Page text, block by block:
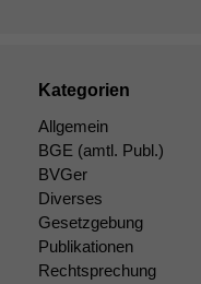
Kategorien
Allgemein
BGE (amtl. Publ.)
BVGer
Diverses
Gesetzgebung
Publikationen
Rechtsprechung